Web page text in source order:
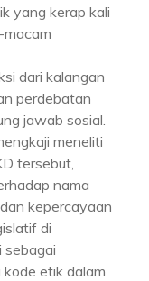
yang kerap kali
dari kalangan
perdebatan
jawab sosial.
meneliti
tersebut,
nama
kepercayaan
di
sebagai
etik dalam